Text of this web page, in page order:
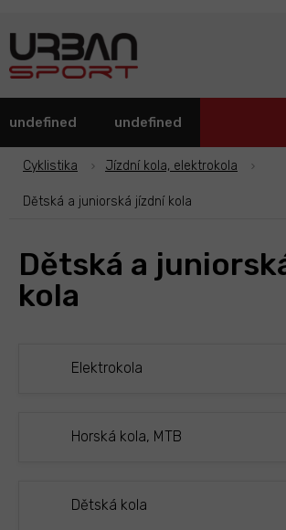
undefined undefined
Cyklistika Jízdní kola, elektrokola
Dětská a juniorská jízdní kola
Dětská a
kola
Elektrokola
Horská kola, MTB
Dětská kola